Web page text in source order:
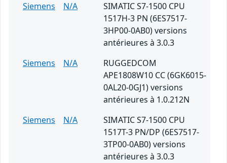
Siemens
N/A
SIMATIC S7-1500 CPU
1517H-3 PN (6ES7517-
3HP00-0AB0) versions
antérieures à 3.0.3
Siemens
N/A
RUGGEDCOM
APE1808W10 CC (6GK6015-
0AL20-0GJ1) versions
antérieures à 1.0.212N
Siemens
N/A
SIMATIC S7-1500 CPU
1517T-3 PN/DP (6ES7517-
3TP00-0AB0) versions
antérieures à 3.0.3